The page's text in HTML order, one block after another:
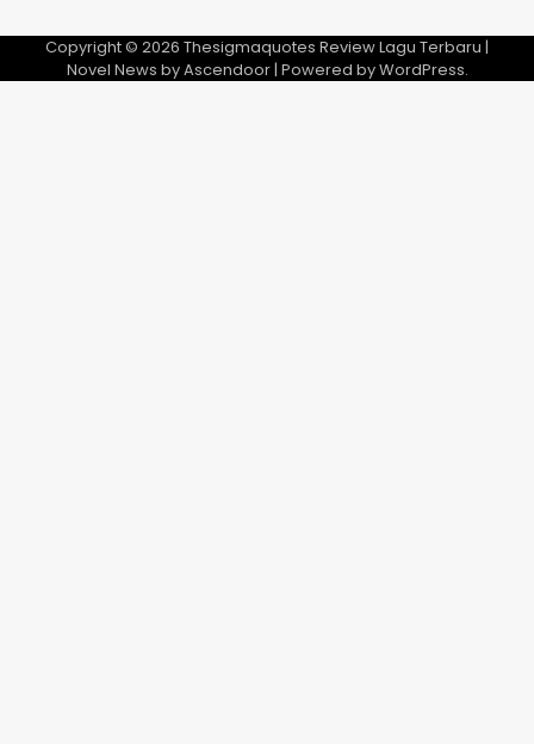
Copyright © 2026 Thesigmaquotes Review Lagu Terbaru |
Novel News byAscendoor| Powered byWordPress.